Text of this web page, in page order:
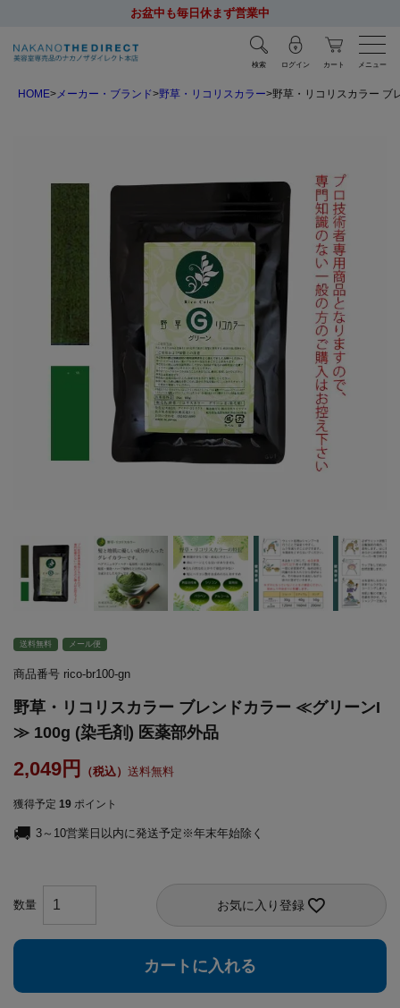
お盆中も毎日休まず営業中
検索 ログイン カート メニュー
HOME メーカー・ブランド 野草・リコリスカラー 野草・リコリスカラー
送料無料 メール便
商品番号 rico-br100-gn
野草・リコリスカラー ブレンドカラー ≪グリーンI
≫ 100g (染毛剤) 医薬部外品
2,049 送料無料
獲得予定 19 ポイント
3～10営業日以内に発送予定※年末年始除く
お気に入り登録
カートに入れる